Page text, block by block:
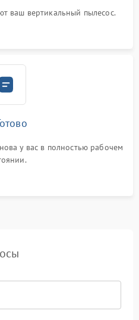
ваш вертикальный пылесос.
у вас в полностью рабочем